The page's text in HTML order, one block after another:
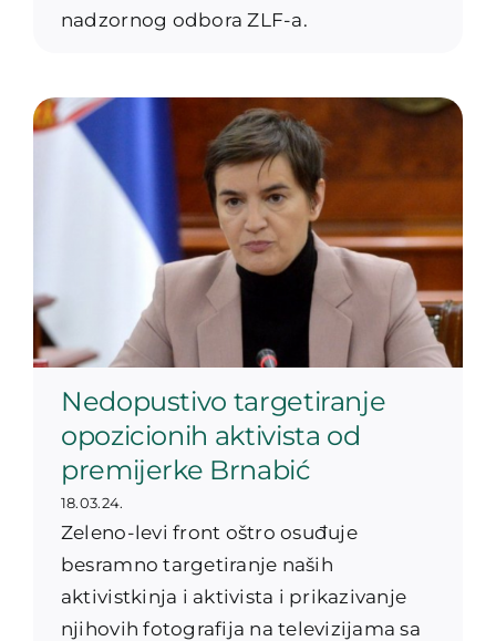
nadzornog odbora ZLF-a.
Nedopustivo targetiranje
opozicionih aktivista od
premijerke Brnabić
18.03.24.
Zeleno-levi front oštro osuđuje
besramno targetiranje naših
aktivistkinja i aktivista i prikazivanje
njihovih fotografija na televizijama sa